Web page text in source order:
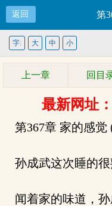
返回 第
字: 大 中 小
上一章 回目
最新网址
第367章 家的感觉
孙成武这次睡的很
闻着家的味道，孙